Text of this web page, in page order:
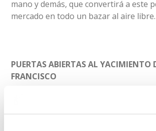
mano y demás, que convertirá a este
mercado en todo un bazar al aire libre.
PUERTAS ABIERTAS AL YACIMIENTO
FRANCISCO
El Museo de Reproducciones de
colaborará en el evento a través de